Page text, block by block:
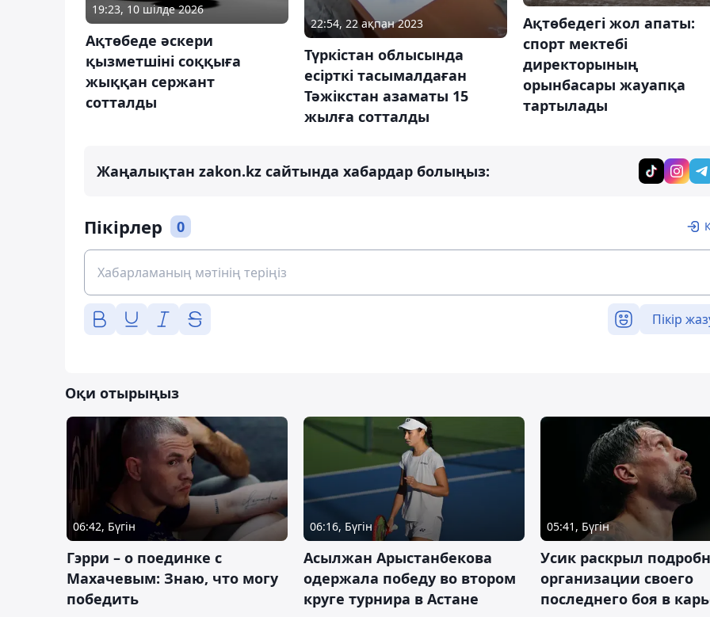
19:23, 10 шілде 2026
Ақтөбеде әскери
қызметшіні соққыға
жыққан сержант
сотталды
22:54, 22 ақпан 2023
Түркістан облысында
есірткі тасымалдаған
Тәжікстан азаматы 15
жылға сотталды
Ақтөбедегі жол апаты:
спорт мектебі
директорының
орынбасары жауапқа
тартылады
Жаңалықтан zakon.kz сайтында хабардар болыңыз:
Пікірлер 0
Пікір
Оқи отырыңыз
06:42, Бүгін
Гэрри – о поединке с
Махачевым: Знаю, что могу
победить
06:16, Бүгін
Асылжан Арыстанбекова
одержала победу во втором
круге турнира в Астане
05:41, Бүгін
Усик раскрыл
организации своего
последнего боя в